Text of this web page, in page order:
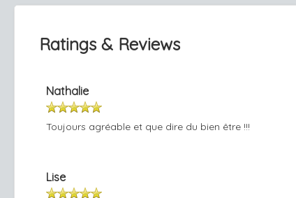
Ratings & Reviews
Nathalie
Toujours agréable et que dire du bien être !!!
Lise